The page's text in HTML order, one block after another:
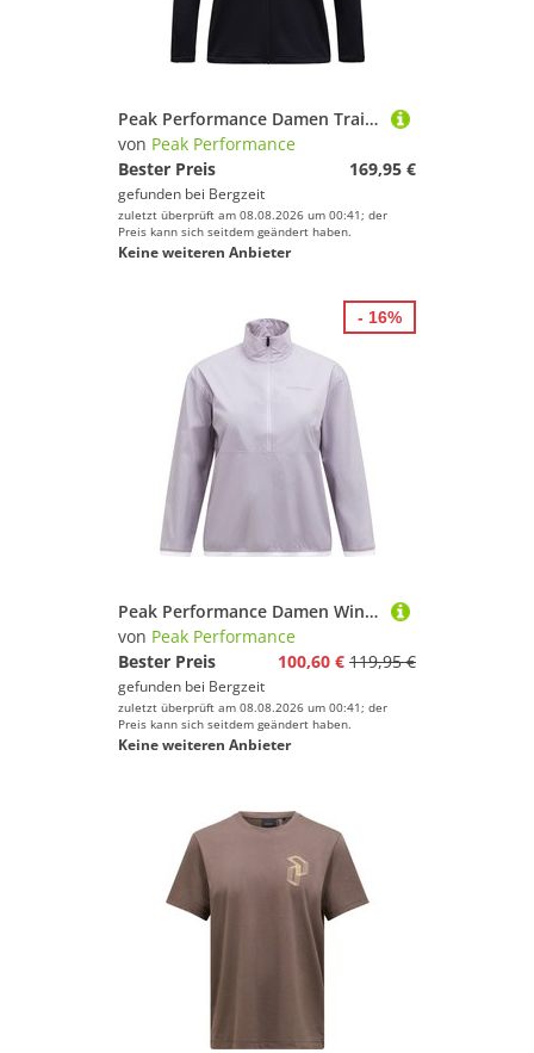
Peak Performance Damen Trail Polartec Hoodie Jacke
von Peak Performance
Bester Preis
169,95 €
gefunden bei Bergzeit
zuletzt überprüft am 08.08.2026 um 00:41; der
Preis kann sich seitdem geändert haben.
Keine weiteren Anbieter
Peak Performance Damen Wind Crew Anorak
von Peak Performance
Bester Preis
100,60 € 119,95 €
gefunden bei Bergzeit
zuletzt überprüft am 08.08.2026 um 00:41; der
Preis kann sich seitdem geändert haben.
Keine weiteren Anbieter
- 16%